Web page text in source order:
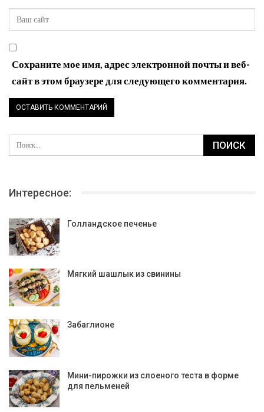
Сохраните мое имя, адрес электронной почты и веб-
сайт в этом браузере для следующего комментария.
Интересное:
Голландское печенье
Мягкий шашлык из свинины
Забаглионе
Мини-пирожки из слоеного теста в форме
для пельменей